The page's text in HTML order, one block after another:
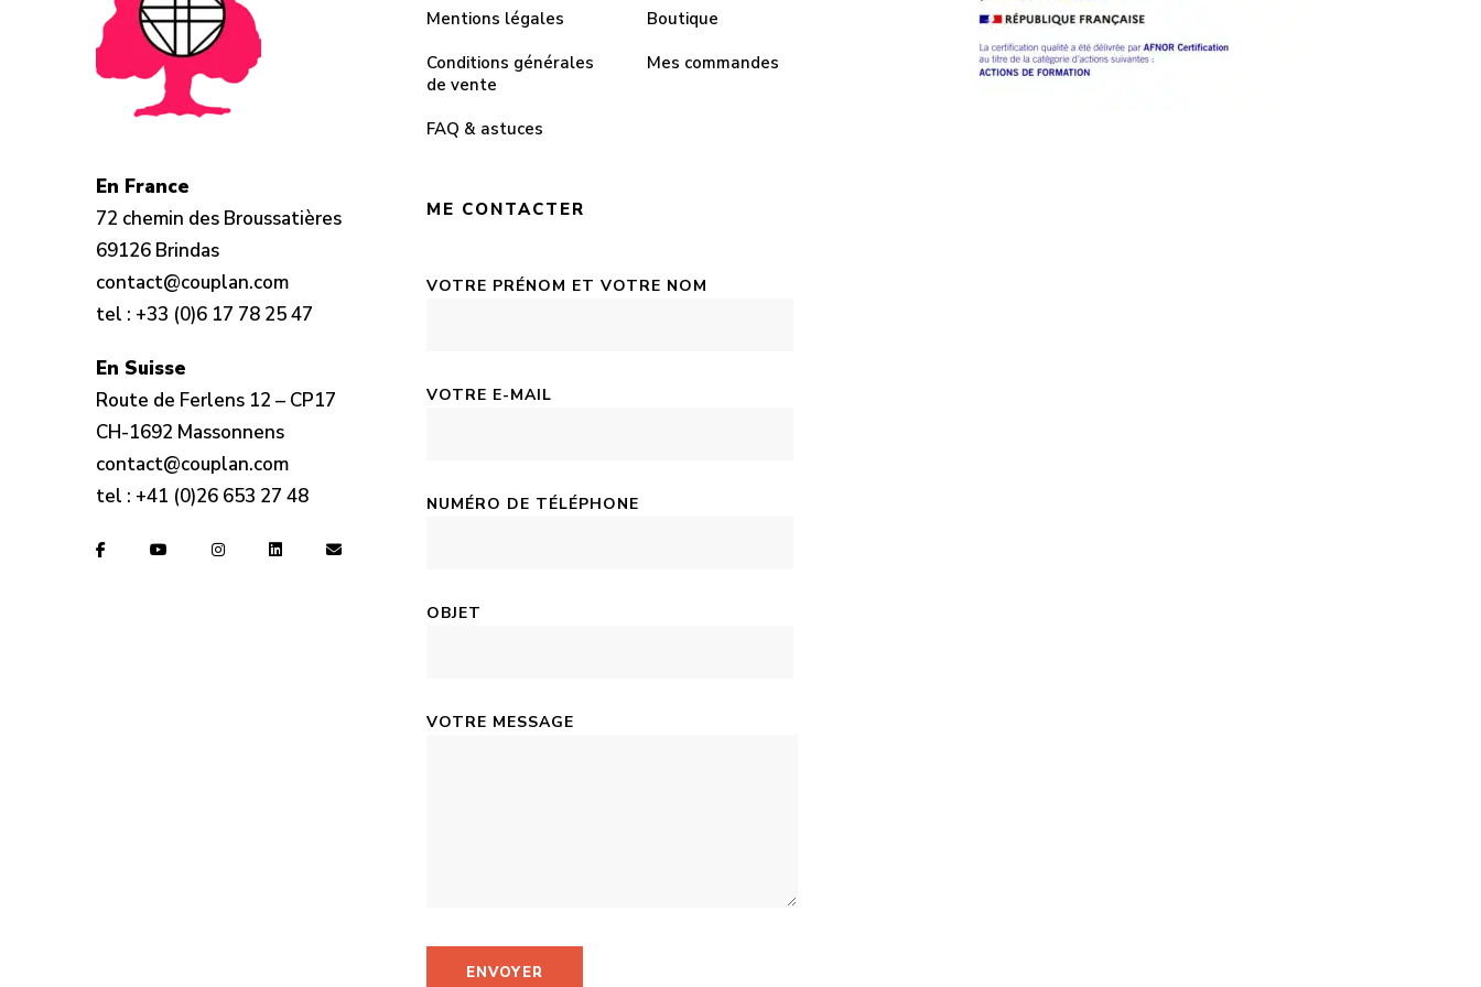
En France
72 chemin des Broussatières
69126 Brindas
contact@couplan.com
tel : +33 (0)6 17 78 25 47
En Suisse
Route de Ferlens 12 – CP17
CH-1692 Massonnens
contact@couplan.com
tel : +41 (0)26 653 27 48
Mentions légales
Conditions générales
de vente
FAQ & astuces
ME CONTACTER
VOTRE PRÉNOM ET VOTRE NOM
VOTRE E-MAIL
NUMÉRO DE TÉLÉPHONE
OBJET
VOTRE MESSAGE
Boutique
Mes commandes